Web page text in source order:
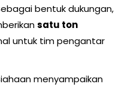
bentuk dukungan,
satu ton
untuk tim pengantar
menyampaikan